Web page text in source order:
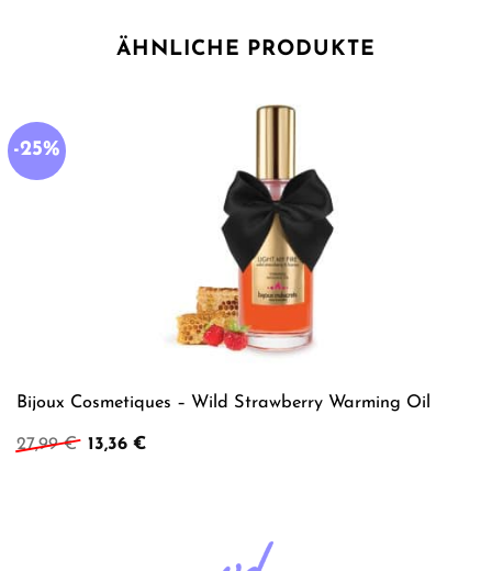
ÄHNLICHE PRODUKTE
-25%
Bijoux Cosmetiques – Wild Strawberry Warming Oil
27,99€
Ursprünglicher
13,36 €Aktueller